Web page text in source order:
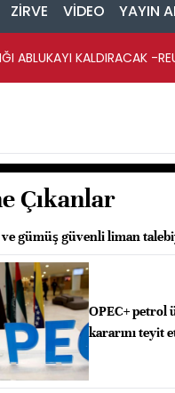
ZİRVE VİDEO YAYIN
ABLUKAYI KALDIRACAK -
Çıkanlar
ve gümüş güvenli liman
OPEC+
kararını teyit